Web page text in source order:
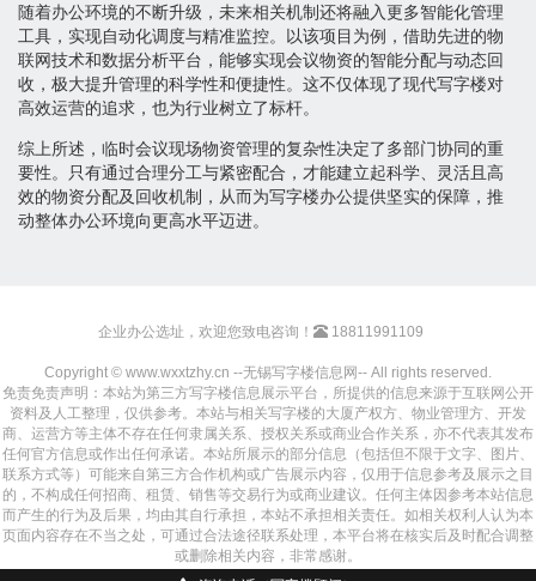
随着办公环境的不断升级，未来相关机制还将融入更多智能化管理
工具，实现自动化调度与精准监控。以该项目为例，借助先进的物
联网技术和数据分析平台，能够实现会议物资的智能分配与动态回
收，极大提升管理的科学性和便捷性。这不仅体现了现代写字楼对
高效运营的追求，也为行业树立了标杆。
综上所述，临时会议现场物资管理的复杂性决定了多部门协同的重
要性。只有通过合理分工与紧密配合，才能建立起科学、灵活且高
效的物资分配及回收机制，从而为写字楼办公提供坚实的保障，推
动整体办公环境向更高水平迈进。
企业办公选址，欢迎您致电咨询！ 18811991109
Copyright © www.wxxtzhy.cn --无锡写字楼信息网-- All rights reserved.
免责免责声明：本站为第三方写字楼信息展示平台，所提供的信息来源于互联网公开
资料及人工整理，仅供参考。本站与相关写字楼的大厦产权方、物业管理方、开发
商、运营方等主体不存在任何隶属关系、授权关系或商业合作关系，亦不代表其发布
任何官方信息或作出任何承诺。本站所展示的部分信息（包括但不限于文字、图片、
联系方式等）可能来自第三方合作机构或广告展示内容，仅用于信息参考及展示之目
的，不构成任何招商、租赁、销售等交易行为或商业建议。任何主体因参考本站信息
而产生的行为及后果，均由其自行承担，本站不承担相关责任。如相关权利人认为本
页面内容存在不当之处，可通过合法途径联系处理，本平台将在核实后及时配合调整
或删除相关内容，非常感谢。